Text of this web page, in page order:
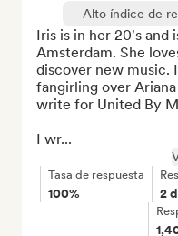
Alto índice de
Iris is in her 20's and
Amsterdam. She
discover new music.
fangirling over
write for United By
I wr...
Tasa de respuesta
100% 2